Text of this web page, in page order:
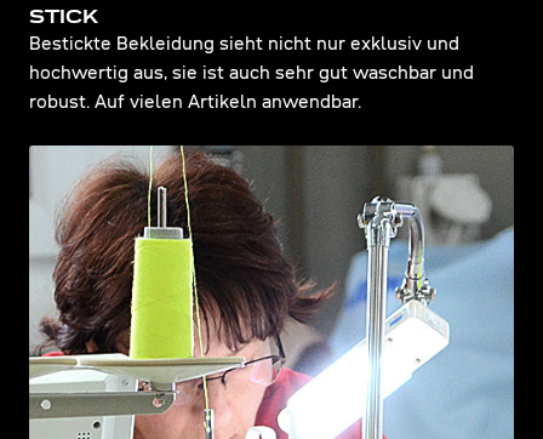
STICK
Bestickte Bekleidung sieht nicht nur exklusiv und
hochwertig aus, sie ist auch sehr gut waschbar und
robust. Auf vielen Artikeln anwendbar.